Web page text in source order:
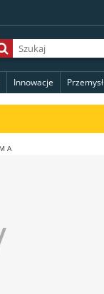
Innowacje Przemysł